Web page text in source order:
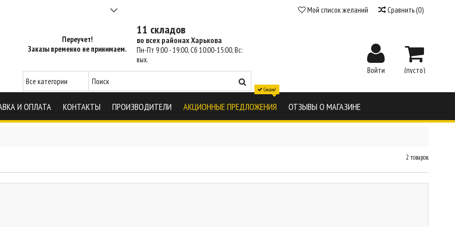
3 часа - SM Харьков Сравнить(0)
Мой список желаний
Переучет!
Заказы временно не принимаем.
11 складов
во всех районах Харькова
Пн-Пт 9:00 - 19:00, Сб 10:00-15:00, Вс:
вых.
(пусто)
Войти
И ОПЛАТА КОНТАКТЫ ПРОИЗВОДИТЕЛИ АКЦИОННЫЕ ПРЕДЛОЖЕНИЯ
Скидки!
ОТЗЫВЫ О МАГАЗИНЕ
2 товаров.